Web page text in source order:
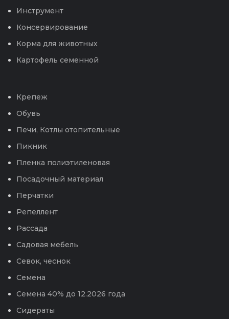
Инструмент
Консервирование
Корма для животных
Картофель семенной
Крепеж
Обувь
Печи, Котлы отопительные
Пикник
Пленка полиэтиленовая
Посадочный материал
Перчатки
Репеллент
Рассада
Садовая мебель
Севок, чеснок
Семена
Семена 40% до 12.2026 года
Сидераты